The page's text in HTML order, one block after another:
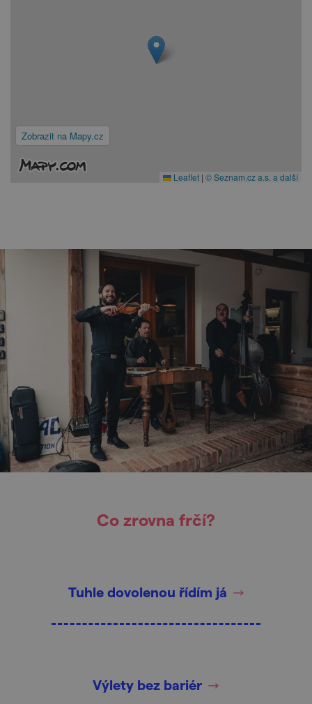
Zobrazit na Mapy.cz
Leaflet | © Seznam.cz a.s. a další
Co zrovna frčí?
Tuhle dovolenou řídím já
Výlety bez bariér